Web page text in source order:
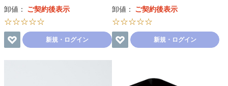
卸値： ご契約後表示
☆☆☆☆☆
新規・ログイン
卸値： ご契約後表示
☆☆☆☆☆
新規・ログイン